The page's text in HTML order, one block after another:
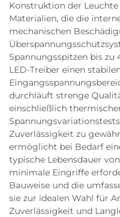
Konstruktion der
Materialien, die die
mechanischen
Spannungsspitzen bis zu
LED-Treiber einen
durchläuft strenge
einschließlich
Zuverlässigkeit zu
ermöglicht bei Bedarf
typische Lebensdauer
minimale Eingriffe
Bauweise und die
sie zur idealen Wahl für
Zuverlässigkeit und